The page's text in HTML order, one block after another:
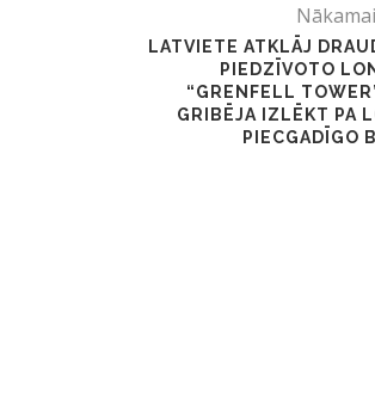
LATVIETE ATKLĀJ
PIEDZĪVOTO
“GRENFELL
GRIBĒJA IZLĒKT PA
PIECGADĪGO